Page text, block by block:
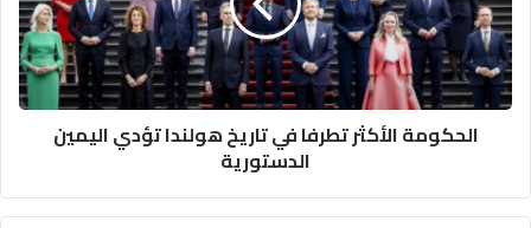
تاريخ
هولندا
تؤدي
اليمين
الدستورية
الحكومة الأكثر تطرفا في تاريخ هولندا تؤدي اليمين
الدستورية